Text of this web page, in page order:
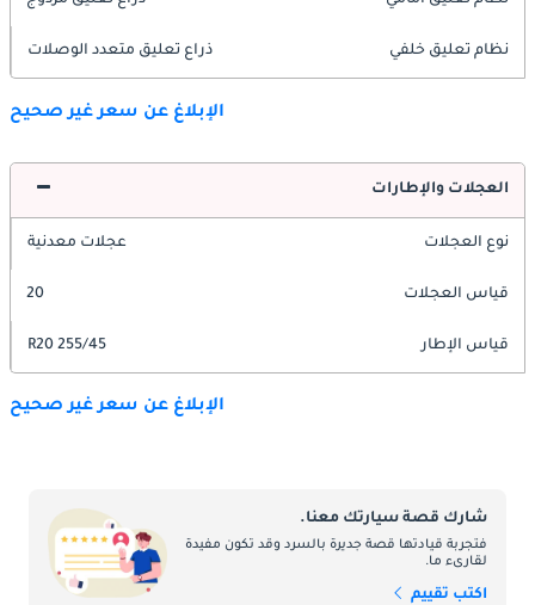
نظام تعليق خلفي ذراع تعليق متعدد الوصلات
الإبلاغ عن سعر غير صحيح
العجلات والإطارات
نوع العجلات عجلات معدنية
قياس العجلات 20
قياس الإطار 255/45 R20
الإبلاغ عن سعر غير صحيح
شارك قصة سيارتك معنا.
فتجربة قيادتها قصة جديرة بالسرد وقد تكون مفيدة
لقارىء ما.
اكتب تقييم